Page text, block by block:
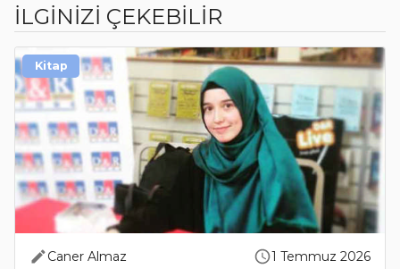
İLGİNİZİ ÇEKEBİLİR
Caner Almaz 1 Temmuz 2026
Kitap